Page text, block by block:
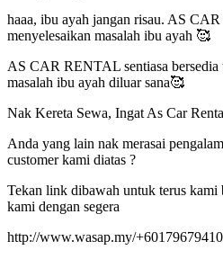
haaa, ibu ayah jangan risau. AS
menyelesaikan masalah ibu ayah 🥰
AS CAR RENTAL sentiasa bersedia
masalah ibu ayah diluar sana🥰
Nak Kereta Sewa, Ingat As Car
Anda yang lain nak merasai
customer kami diatas ?
Tekan link dibawah untuk terus kami
kami dengan segera
http://www.wasap.my/